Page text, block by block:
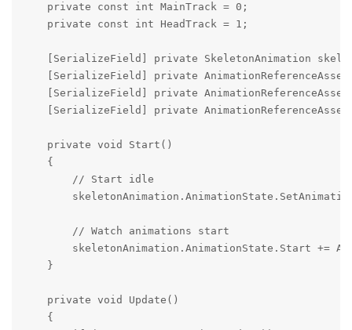
    private const int MainTrack = 0;
    private const int HeadTrack = 1;
[SerializeField] private SkeletonAnimation
[SerializeField] private
[SerializeField] private
[SerializeField] private
    private void Start()
    {
        // Start idle
        // Watch animations start
skeletonAnimation.AnimationState.Start +=
    }
    private void Update()
    {